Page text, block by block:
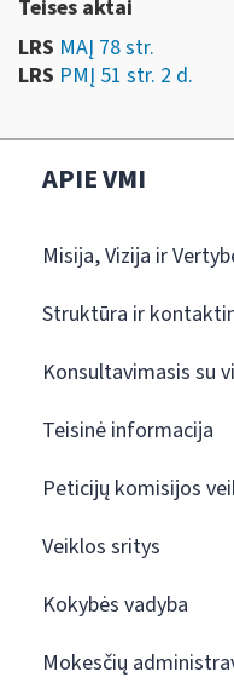
Teises aktai
LRS MAĮ 78 str.
LRS PMĮ 51 str. 2 d.
APIE VMI
Misija, Vizija ir
Struktūra ir
Konsultavimasis su
Teisinė informacija
Peticijų komisijos
Veiklos sritys
Kokybės vadyba
Mokesčių